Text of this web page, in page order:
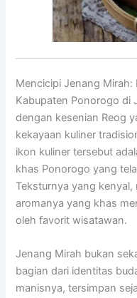
Mencicipi Jenang
Kabupaten Ponorogo di
dengan kesenian Reog
kekayaan kuliner
ikon kuliner tersebut
khas Ponorogo yang
Teksturnya yang
aromanya yang khas
oleh favorit wisatawan.
Jenang Mirah bukan
bagian dari identitas
manisnya, tersimpan